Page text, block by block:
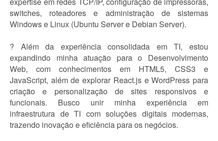
switches, roteadores e administração de sistemas
Windows e Linux (Ubuntu Server e Debian Server).
? Além da experiência consolidada em TI, estou
expandindo minha atuação para o Desenvolvimento
Web, com conhecimentos em HTML5, CSS3 e
JavaScript, além de explorar React.js e WordPress para
criação e personalização de sites responsivos e
funcionais. Busco unir minha experiência em
infraestrutura de TI com soluções digitais modernas,
trazendo inovação e eficiência para os negócios.